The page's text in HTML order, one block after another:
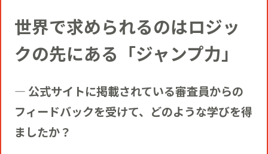
世界で求められるのはロジッ
クの先にある「ジャンプ力」
― 公式サイトに掲載されている審査員からの
フィードバックを受けて、どのような学びを得
ましたか？